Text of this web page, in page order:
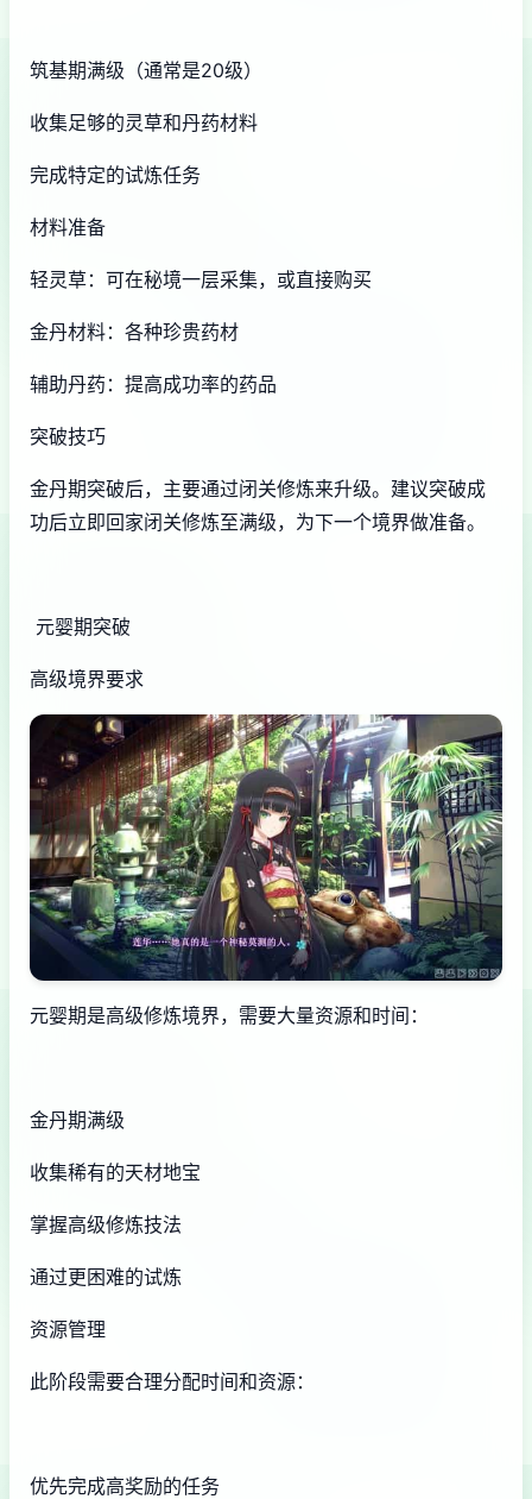
筑基期满级（通常是20级）
收集足够的灵草和丹药材料
完成特定的试炼任务
材料准备
轻灵草：可在秘境一层采集，或直接购买
金丹材料：各种珍贵药材
辅助丹药：提高成功率的药品
突破技巧
金丹期突破后，主要通过闭关修炼来升级。建议突破成
功后立即回家闭关修炼至满级，为下一个境界做准备。
元婴期突破
高级境界要求
元婴期是高级修炼境界，需要大量资源和时间：
金丹期满级
收集稀有的天材地宝
掌握高级修炼技法
通过更困难的试炼
资源管理
此阶段需要合理分配时间和资源：
优先完成高奖励的任务